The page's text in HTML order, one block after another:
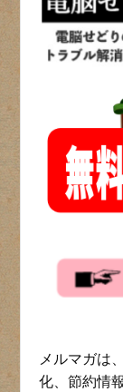
メルマガは
化、節約情